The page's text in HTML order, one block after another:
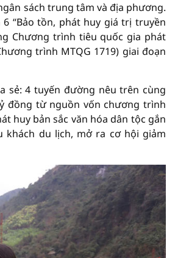
sách trung tâm và địa phương.
“Bảo tồn, phát huy giá trị truyền
Chương trình tiêu quốc gia phát
trình MTQG 1719) giai đoạn
sẻ: 4 tuyến đường nêu trên cùng
đồng từ nguồn vốn chương trình
huy bản sắc văn hóa dân tộc gắn
du lịch, mở ra cơ hội giảm